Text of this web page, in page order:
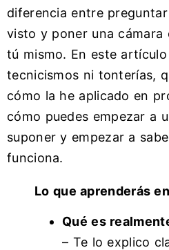
diferencia entre
visto y poner una cámara
tú mismo. En este
tecnicismos ni tonterías,
cómo la he aplicado en
cómo puedes empezar a
suponer y empezar a
funciona.
Lo que aprenderás
Qué es
– Te lo explico